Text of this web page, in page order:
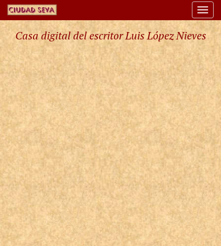
Casa digital del escritor Luis López Nieves